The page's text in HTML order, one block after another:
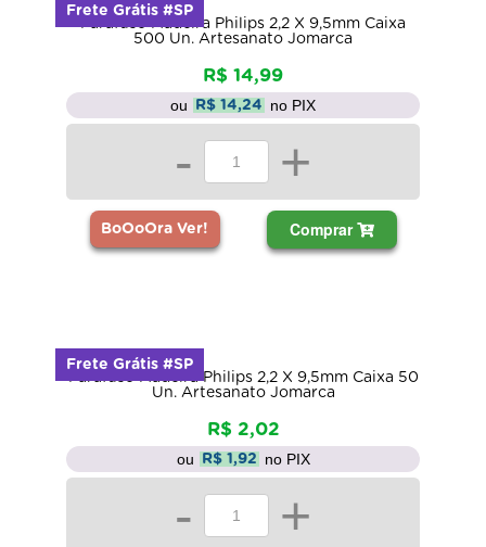
Parafuso Madeira Philips 2,2 X 9,5mm Caixa
500 Un. Artesanato Jomarca
R$ 14,99
ou R$ 14,24 no PIX
- +
BoOoOra Ver! Comprar
Frete Grátis #SP
Parafuso Madeira Philips 2,2 X 9,5mm Caixa 50
Un. Artesanato Jomarca
R$ 2,02
ou R$ 1,92 no PIX
- +
Frete Grátis #SP